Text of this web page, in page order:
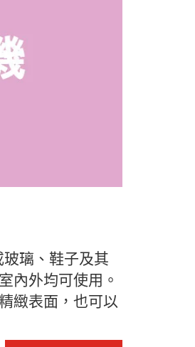
璃、鞋子及其
內外均可使用。
緻表面，也可以